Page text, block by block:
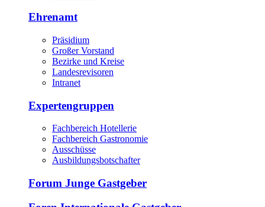
Ehrenamt
Präsidium
Großer Vorstand
Bezirke und Kreise
Landesrevisoren
Intranet
Expertengruppen
Fachbereich Hotellerie
Fachbereich Gastronomie
Ausschüsse
Ausbildungsbotschafter
Forum Junge Gastgeber